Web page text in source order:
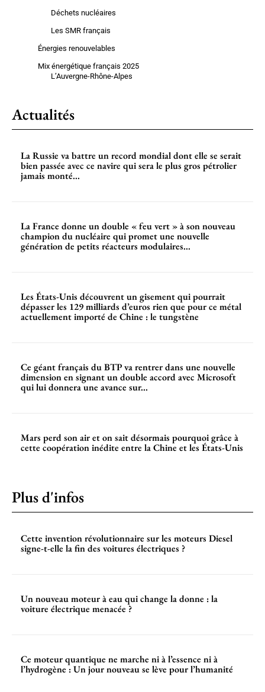
Déchets nucléaires
Les SMR français
Énergies renouvelables
Mix énergétique français 2025
L’Auvergne-Rhône-Alpes
Actualités
La Russie va battre un record mondial dont elle se serait
bien passée avec ce navire qui sera le plus gros pétrolier
jamais monté...
La France donne un double « feu vert » à son nouveau
champion du nucléaire qui promet une nouvelle
génération de petits réacteurs modulaires...
Les États-Unis découvrent un gisement qui pourrait
dépasser les 129 milliards d’euros rien que pour ce métal
actuellement importé de Chine : le tungstène
Ce géant français du BTP va rentrer dans une nouvelle
dimension en signant un double accord avec Microsoft
qui lui donnera une avance sur...
Mars perd son air et on sait désormais pourquoi grâce à
cette coopération inédite entre la Chine et les États-Unis
Plus d'infos
Cette invention révolutionnaire sur les moteurs Diesel
signe-t-elle la fin des voitures électriques ?
Un nouveau moteur à eau qui change la donne : la
voiture électrique menacée ?
Ce moteur quantique ne marche ni à l’essence ni à
l’hydrogène : Un jour nouveau se lève pour l’humanité